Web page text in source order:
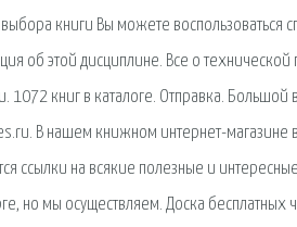
выбора книги Вы можете
об этой дисциплине. Все о технической
1072 книг в каталоге. Отправка. Большой
В нашем книжном интернет-магазине
ссылки на всякие полезные и
но мы осуществляем. Доска